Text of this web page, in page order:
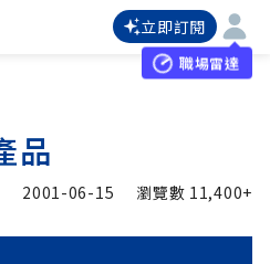
立即訂閱
職場雷達
品
2001-06-15 瀏覽數 11,400+